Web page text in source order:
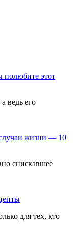
этот
ведь его
жизни — 10
снискавшее
для тех, кто